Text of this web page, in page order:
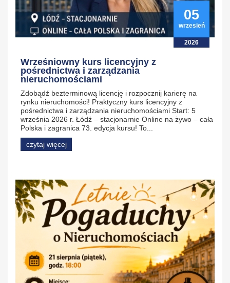
05
wrzesień
2026
Wrześniowny kurs licencyjny z
pośrednictwa i zarządzania
nieruchomościami
Zdobądź bezterminową licencję i rozpocznij karierę na
rynku nieruchomości! Praktyczny kurs licencyjny z
pośrednictwa i zarządzania nieruchomościami Start: 5
września 2026 r. Łódź – stacjonarnie Online na żywo – cała
Polska i zagranica 73. edycja kursu! To...
czytaj więcej